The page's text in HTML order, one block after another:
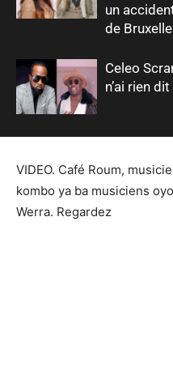
un
de
Celeo
n’ai rien
VIDEO. Café Roum,
kombo ya ba musiciens
Werra. Regardez